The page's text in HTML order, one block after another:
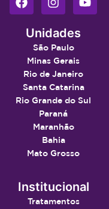
Unidades
São Paulo
Minas Gerais
Rio de Janeiro
Santa Catarina
Rio Grande do Sul
Paraná
Maranhão
Bahia
Mato Grosso
Institucional
Tratamentos